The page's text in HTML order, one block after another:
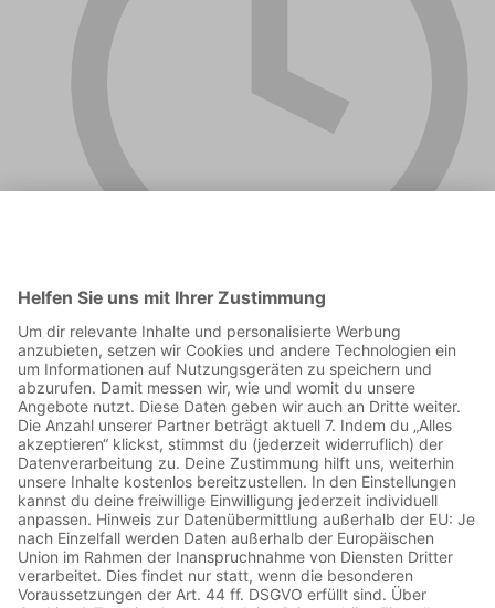
01:15:10
Come On Effzeh mit dem Mann aus der Legenden-Elf! Die
Themen: Der 1. FC Köln & Hennes Weisweiler, ein Kölsch
mit Rudi Assauer, Günter Netzers Selbsteinwechslung aus
nächster Nähe und vieles mehr....
Ari van Lent - Bin dankbar für jeden
Moment